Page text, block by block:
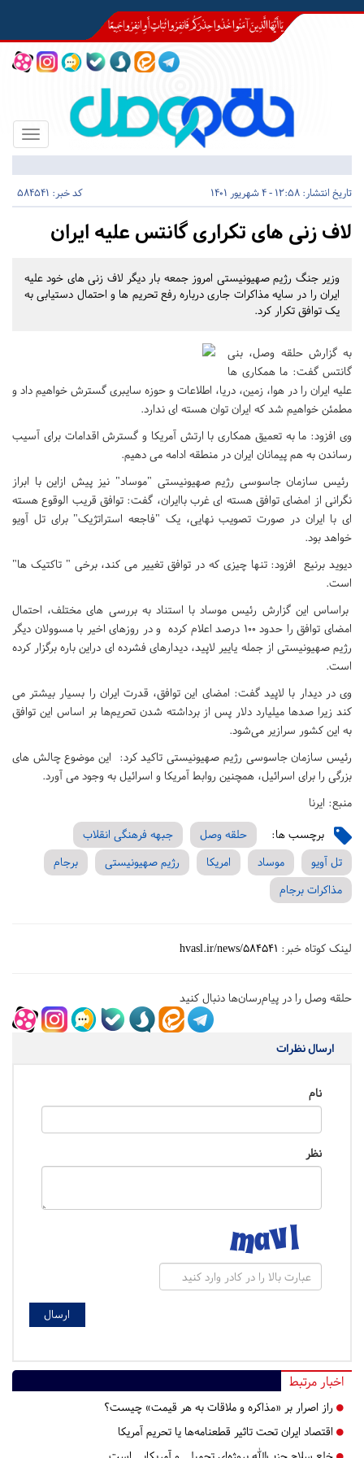
Toggle
تاریخ انتشار: 12:58 - 4 شهریور 1401 کد خبر: 584541
لاف زنی های تکراری گانتس علیه ایران
وزیر جنگ رژیم صهیونیستی امروز جمعه بار دیگر لاف زنی های خود علیه
ایران را در سایه مذاکرات جاری درباره رفع تحریم ها و احتمال دستیابی به
یک توافق تکرار کرد.
به گزارش حلقه وصل، بنی
گانتس گفت: ما همکاری ها
علیه ایران را در هوا، زمین، دریا، اطلاعات و حوزه سایبری گسترش خواهیم داد و
مطمئن خواهیم شد که ایران توان هسته ای ندارد.
وی افزود: ما به تعمیق همکاری با ارتش آمریکا و گسترش اقدامات برای آسیب
رساندن به هم پیمانان ایران در منطقه ادامه می دهیم.
رئیس سازمان جاسوسی رژیم صهیونیستی "موساد" نیز پیش ازاین با ابراز
نگرانی از امضای توافق هسته ای غرب باایران، گفت: توافق قریب الوقوع هسته
ای با ایران در صورت تصویب نهایی، یک "فاجعه استراتژیک" برای تل آویو
خواهد بود.
دیوید برنیع افزود: تنها چیزی که در توافق تغییر می کند، برخی " تاکتیک‌ ها"
است.
براساس این گزارش رئیس موساد با استناد به بررسی های مختلف، احتمال
امضای توافق را حدود ۱۰۰ درصد اعلام کرده و در روزهای اخیر با مسوولان دیگر
رژیم صهیونیستی از جمله یاییر لاپید، دیدارهای فشرده ای دراین باره برگزار کرده
است.
وی در دیدار با لاپید گفت: امضای این توافق، قدرت ایران را بسیار بیشتر می
کند زیرا صدها میلیارد دلار پس از برداشته شدن تحریم‌ها بر اساس این توافق
به این کشور سرازیر می‌شود.
رئیس سازمان جاسوسی رژیم صهیونیستی تاکید کرد: این موضوع چالش های
بزرگی را برای اسرائیل، همچنین روابط آمریکا و اسرائیل به وجود می آورد.
منبع: ایرنا
برچسب ها: حلقه وصل
جبهه فرهنگی انقلاب
تل آویو
موساد امریکا رژیم صهیونیستی
برجام
مذاکرات برجام
لینک کوتاه خبر: hvasl.ir/news/584541
حلقه وصل را در پیام‌رسان‌ها دنبال کنید
ارسال نظرات
نام
نظر
اخبار مرتبط
راز اصرار بر «مذاکره و ملاقات به هر قیمت» چیست؟
اقتصاد ایران تحت تاثیر قطعنامه‌ها یا تحریم‌ آمریکا